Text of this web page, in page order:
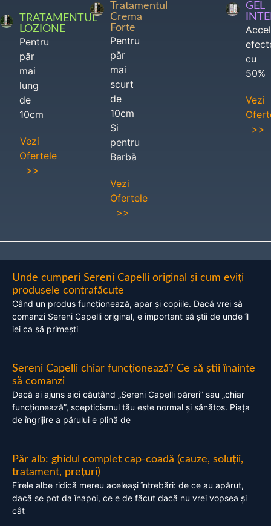
TRATAMENTUL
LOZIONE
Pentru
păr
mai
lung
de
10cm
Vezi
Ofertele
>>
Tratamentul
Crema
Forte
Pentru
păr
mai
scurt
de
10cm
Si
pentru
Barbă
Vezi
Ofertele
>>
GEL
cu
50%
Vezi
>>
Unde cumperi Sereni Capelli original și cum eviți
produsele contrafăcute
Când un produs funcționează, apar și copiile. Dacă vrei să
comanzi Sereni Capelli original, e important să știi de unde îl
iei ca să primești
Sereni Capelli chiar funcționează? Ce să știi înainte
să comanzi
Dacă ai ajuns aici căutând „Sereni Capelli păreri” sau „chiar
funcționează”, scepticismul tău este normal și sănătos. Piața
de îngrijire a părului e plină de
Păr alb: ghidul complet cap-coadă (cauze, soluții,
tratament, prețuri)
Firele albe ridică mereu aceleași întrebări: de ce au apărut,
dacă se pot da înapoi, ce e de făcut dacă nu vrei vopsea și
cât